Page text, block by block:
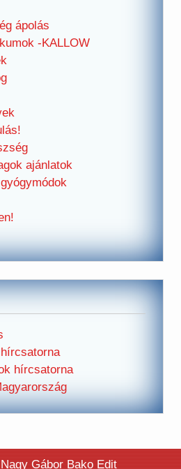
ápolás
-KALLOW
ajánlatok
hírcsatorna
Gábor Bako Edit